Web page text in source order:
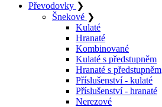
Převodovky ❯
Šnekové ❯
Kulaté
Hranaté
Kombinované
Kulaté s předstupněm
Hranaté s předstupněm
Příslušenství - kulaté
Příslušenství - hranaté
Nerezové